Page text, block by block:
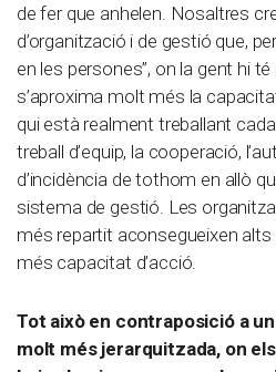
de fer que anhelen. Nosaltres
d’organització i de gestió que,
en les persones”, on la gent hi
s’aproxima molt més la
qui està realment treballant
treball d’equip, la cooperació,
d’incidència de tothom en allò
sistema de gestió. Les
més repartit aconsegueixen
més capacitat d’acció.
Tot això en contraposició a
molt més jerarquitzada, on